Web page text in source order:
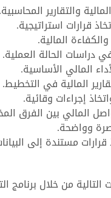
والتقارير المحاسبية.
قرارات استراتيجية.
المالية.
دراسات الحالة العملية.
المالي الأساسية.
المالية في التخطيط.
إجراءات وقائية.
المالي بين الفرق
وواضحة.
مستندة إلى
من خلال برنامج